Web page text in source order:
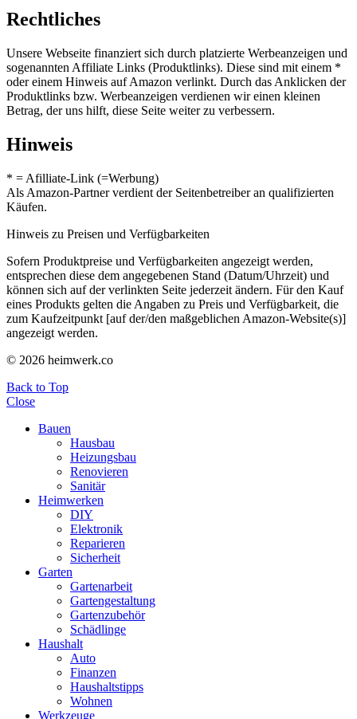
Rechtliches
Unsere Webseite finanziert sich durch platzierte Werbeanzeigen und
sogenannten Affiliate Links (Produktlinks). Diese sind mit einem *
oder einem Hinweis auf Amazon verlinkt. Durch das Anklicken der
Produktlinks bzw. Werbeanzeigen verdienen wir einen kleinen
Betrag, der uns hilft, diese Seite weiter zu verbessern.
Hinweis
* = Afilliate-Link (=Werbung)
Als Amazon-Partner verdient der Seitenbetreiber an qualifizierten
Käufen.
Hinweis zu Preisen und Verfügbarkeiten
Sofern Produktpreise und Verfügbarkeiten angezeigt werden,
entsprechen diese dem angegebenen Stand (Datum/Uhrzeit) und
können sich auf der verlinkten Seite jederzeit ändern. Für den Kauf
eines Produkts gelten die Angaben zu Preis und Verfügbarkeit, die
zum Kaufzeitpunkt [auf der/den maßgeblichen Amazon-Website(s)]
angezeigt werden.
© 2026 heimwerk.co
Back to Top
Close
Bauen
Hausbau
Heizungsbau
Renovieren
Sanitär
Heimwerken
DIY
Elektronik
Reparieren
Sicherheit
Garten
Gartenarbeit
Gartengestaltung
Gartenzubehör
Schädlinge
Haushalt
Auto
Finanzen
Haushaltstipps
Wohnen
Werkzeuge